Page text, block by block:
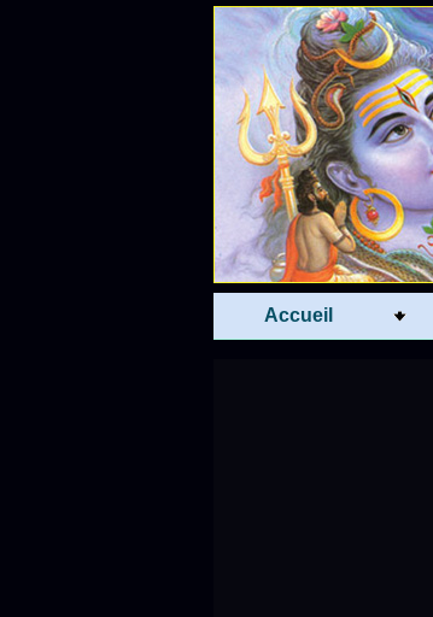
Accueil